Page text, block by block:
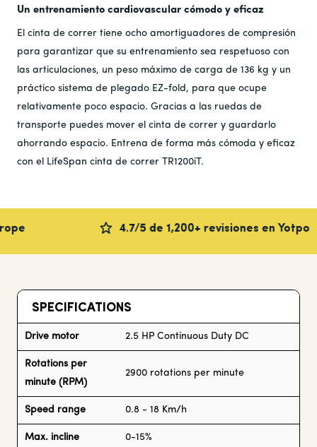
Un entrenamiento cardiovascular cómodo y eficaz
El cinta de correr tiene ocho amortiguadores de compresión
para garantizar que su entrenamiento sea respetuoso con
las articulaciones, un peso máximo de carga de 136 kg y un
práctico sistema de plegado EZ-fold, para que ocupe
relativamente poco espacio. Gracias a las ruedas de
transporte puedes mover el cinta de correr y guardarlo
ahorrando espacio. Entrena de forma más cómoda y eficaz
con el LifeSpan cinta de correr TR1200iT.
4.7/5 de 1,200+ revisiones en Yotpo
SPECIFICATIONS
Drive motor 2.5 HP Continuous Duty DC
Rotations per
minute (RPM)
2900 rotations per minute
Speed range 0.8 - 18 Km/h
Max. incline 0-15%